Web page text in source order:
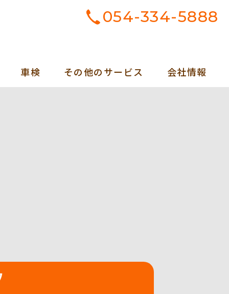
054-334-5888
車検 その他のサービス 会社情報